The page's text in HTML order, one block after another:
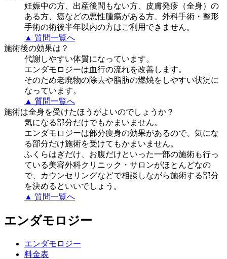
妊娠中の方、出産後間もない方、皮膚発疹（全身）の
ある方、癌などの悪性腫瘍がある方、外科手術・整形
手術の術後半年以内の方はご利用できません。
▲ 質問一覧へ
施術後の効果は？
代謝しやすい体質になっています。
エンダモロジーは血行の流れを改善します。
そのため老廃物の除去や脂肪の燃焼をしやすい状況に
なっています。
▲ 質問一覧へ
施術は全身を受けたほうがよいのでしょうか？
気になる部分だけでもかまいません。
エンダモロジーは部分痩身の効果があるので、気にな
る部分だけ施術を受けてもかまいません。
ふくらはぎだけ、お腹だけといった一部の施術も行っ
ている美容外科クリニック・サロンがほとんどなの
で、カウンセリングなどで相談しながら施術する部分
を決めるといいでしょう。
▲ 質問一覧へ
エンダモロジー
エンダモロジー
料金表